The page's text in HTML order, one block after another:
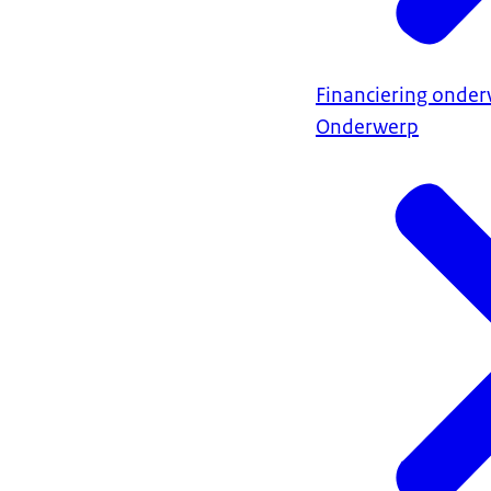
Financiering
Onderwerp